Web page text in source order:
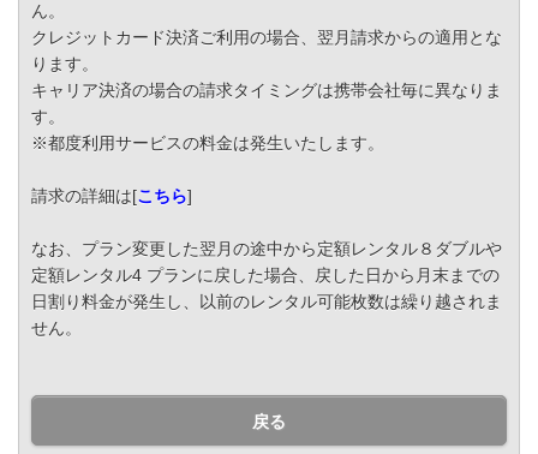
ん。
クレジットカード決済ご利用の場合、翌月請求からの適用とな
ります。
キャリア決済の場合の請求タイミングは携帯会社毎に異なりま
す。
※都度利用サービスの料金は発生いたします。
請求の詳細は[こちら]
なお、プラン変更した翌月の途中から定額レンタル８ダブルや
定額レンタル4 プランに戻した場合、戻した日から月末までの
日割り料金が発生し、以前のレンタル可能枚数は繰り越されま
せん。
戻る